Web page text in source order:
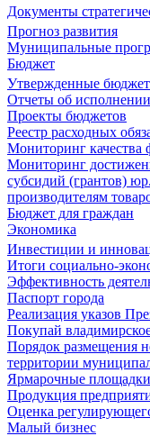
Документы
Прогноз развития
Муниципальные
Бюджет
Утвержденные
Отчеты об
Проекты бюджетов
Реестр расходных
Мониторинг качества
Мониторинг
субсидий (грантов)
производителям
Бюджет для граждан
Экономика
Инвестиции и
Итоги социально-
Эффективность
Паспорт города
Реализация указов
Покупай
Порядок размещения
территории
Ярмарочные площадки
Продукция
Оценка
Малый бизнес